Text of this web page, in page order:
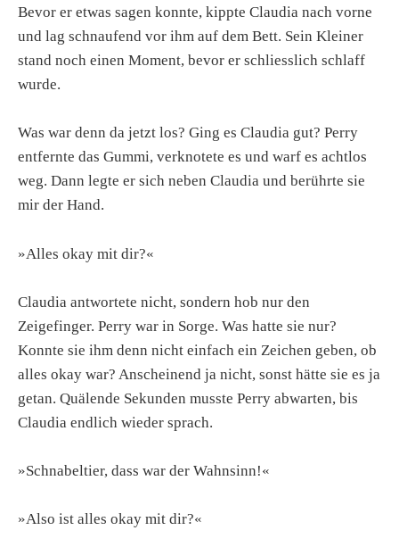
Bevor er etwas sagen konnte, kippte Claudia nach vorne
und lag schnaufend vor ihm auf dem Bett. Sein Kleiner
stand noch einen Moment, bevor er schliesslich schlaff
wurde.
Was war denn da jetzt los? Ging es Claudia gut? Perry
entfernte das Gummi, verknotete es und warf es achtlos
weg. Dann legte er sich neben Claudia und berührte sie
mir der Hand.
»Alles okay mit dir?«
Claudia antwortete nicht, sondern hob nur den
Zeigefinger. Perry war in Sorge. Was hatte sie nur?
Konnte sie ihm denn nicht einfach ein Zeichen geben, ob
alles okay war? Anscheinend ja nicht, sonst hätte sie es ja
getan. Quälende Sekunden musste Perry abwarten, bis
Claudia endlich wieder sprach.
»Schnabeltier, dass war der Wahnsinn!«
»Also ist alles okay mit dir?«